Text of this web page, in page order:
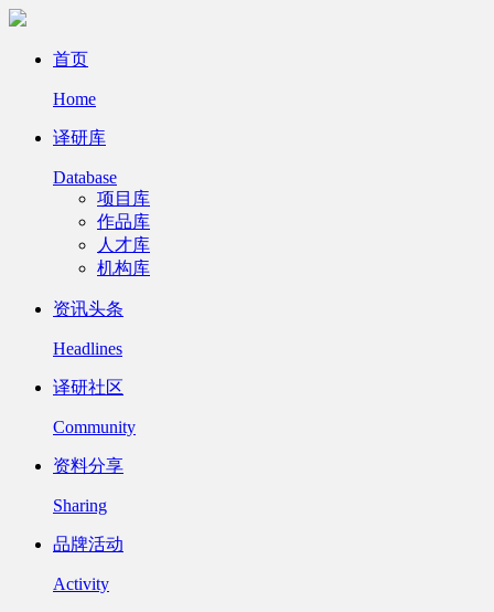
首页
Home
译研库
Database
项目库
作品库
人才库
机构库
资讯头条
Headlines
译研社区
Community
资料分享
Sharing
品牌活动
Activity